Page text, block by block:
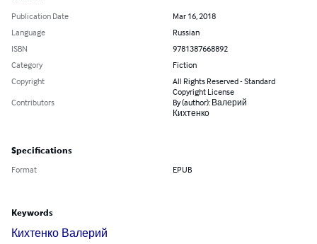
Publication Date
Mar 16, 2018
Language
Russian
ISBN
9781387668892
Category
Fiction
Copyright
All Rights Reserved - Standard
Copyright License
Contributors
By (author): Валерий
Кихтенко
Specifications
Format EPUB
Keywords
Кихтенко Валерий